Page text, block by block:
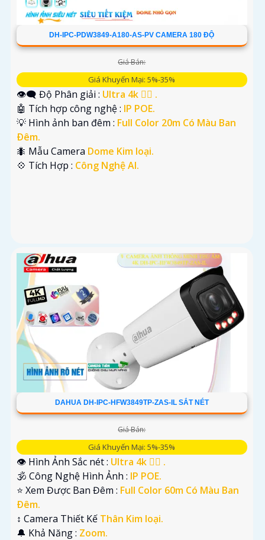
DH-IPC-PDW3849-A180-AS-PV CAMERA 180 ĐỘ
Giá Bán:
Giá Khuyến Mại: 5%-35%
👁️‍🗨 Độ Phân giải : Ultra 4k 👍🏾 .
🤖️ Tích hợp công nghệ : IP POE.
💡 Hình ảnh ban đêm : Full Color 20m Có Màu Ban
Ðêm.
🐜 Mẫu Camera Dome Kim loại.
️💠 Tích Hợp : Công Nghệ AI.
DAHUA DH-IPC-HFW3849TP-ZAS-IL SẮT NÉT
Giá Bán:
Giá Khuyến Mại: 5%-35%
👁 Hình Ảnh Sắc nét : Ultra 4k 👍🏾 .
🕉️ Công Nghệ Hình Ảnh : IP POE.
⭐ Xem Được Ban Đêm : Full Color 60m Có Màu Ban
Ðêm.
↕️ Camera Thiết Kế Thân Kim loại.
️🔔 Khả Năng : Zoom.